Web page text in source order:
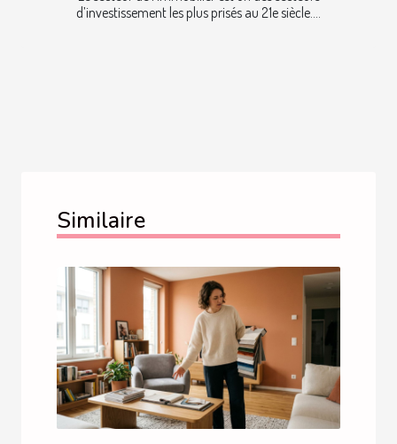
d’investissement les plus prisés au 21e siècle....
Similaire